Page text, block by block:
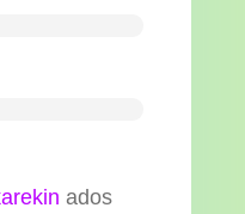
ados